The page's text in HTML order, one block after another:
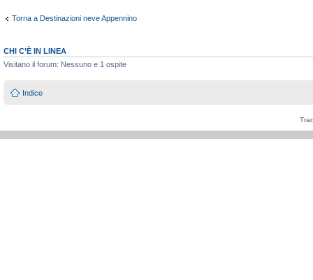
Torna a Destinazioni neve Appennino
CHI C’È IN LINEA
Visitano il forum: Nessuno e 1 ospite
Indice